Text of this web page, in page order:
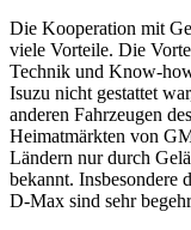
Die Kooperation mit
viele Vorteile. Die
Technik und Know-
Isuzu nicht gestattet
anderen Fahrzeugen
Heimatmärkten von
Ländern nur durch
bekannt. Insbesondere
D-Max sind sehr